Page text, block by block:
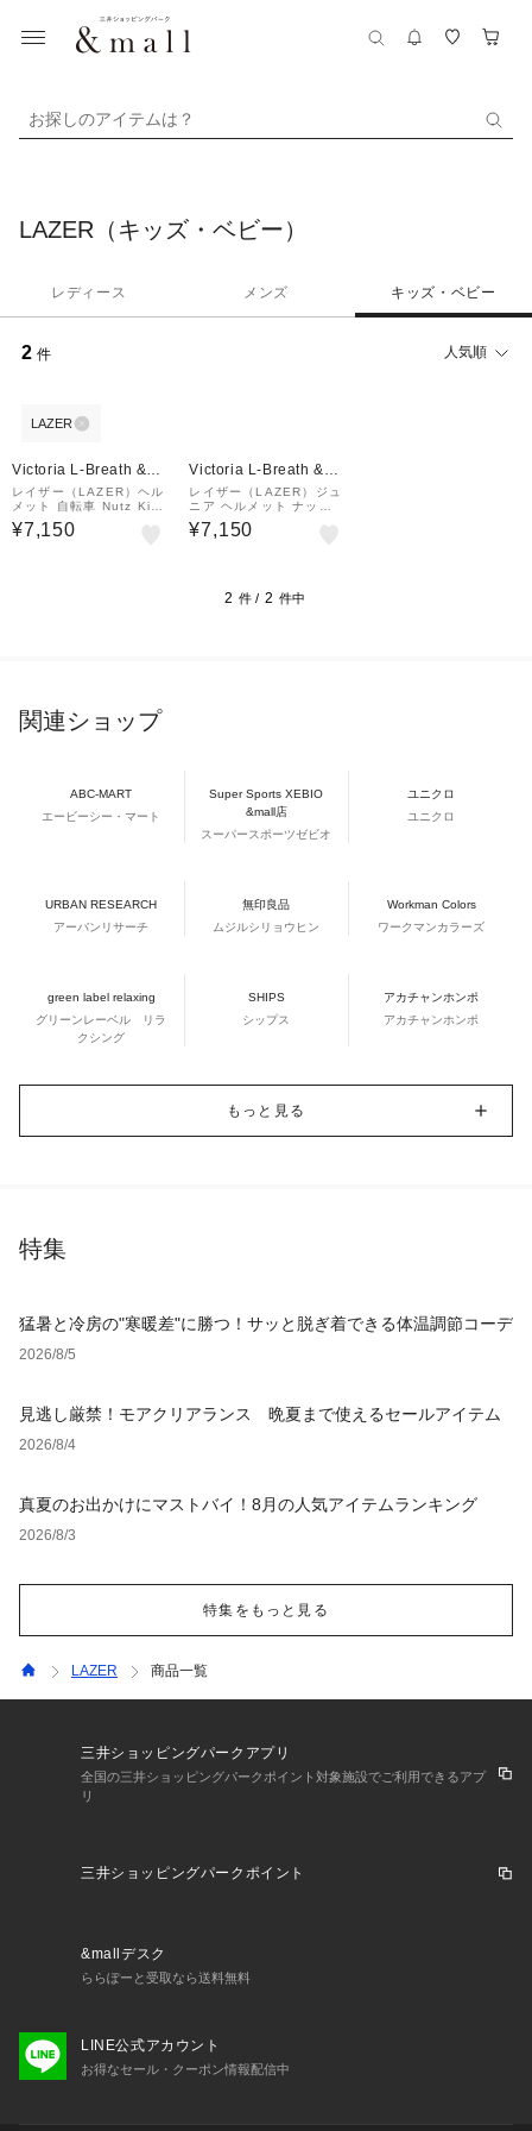
お探しのアイテムは？
LAZER（キッズ・ベビー）
レディース メンズ キッズ・ベビー
2 件 人気順
LAZER
Victoria L-Breath &m
all店
レイザー（LAZER）ヘル
メット 自転車 Nutz Kin
etiCore フラッシュイエ
ロー BLC2237891564
¥7,150
Victoria L-Breath &m
all店
レイザー（LAZER）ジュ
ニア ヘルメット ナッツ
キネティコア ブラック B
LC2227891134
¥7,150
2 件 / 2 件中
関連ショップ
ABC-MART
エービーシー・マート
Super Sports XEBIO
&mall店
スーパースポーツゼビオ
ユニクロ
ユニクロ
URBAN RESEARCH
アーバンリサーチ
無印良品
ムジルシリョウヒン
Workman Colors
ワークマンカラーズ
green label relaxing
グリーンレーベル リラ
クシング
SHIPS
シップス
アカチャンホンポ
アカチャンホンポ
もっと見る
特集
猛暑と冷房の"寒暖差"に勝つ！サッと脱ぎ着できる体温調節コーデ
2026/8/5
見逃し厳禁！モアクリアランス 晩夏まで使えるセールアイテム
2026/8/4
真夏のお出かけにマストバイ！8月の人気アイテムランキング
2026/8/3
特集をもっと見る
LAZER 商品一覧
三井ショッピングパークアプリ
全国の三井ショッピングパークポイント対象施設でご利用できるアプ
リ
三井ショッピングパークポイント
&mallデスク
ららぽーと受取なら送料無料
LINE公式アカウント
お得なセール・クーポン情報配信中